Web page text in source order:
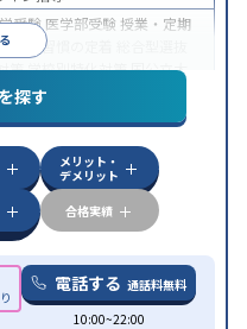
受験 医学部受験 授業・定期
学習習慣の定着
策学校別特化対策国公立大
ト対策
英語・英会話特化
業の振替可能 不登校生に対
目から受講可能季節講習の
探す
メリット・
デメリット
合格実績
電話する 通話料無料
10:00~22:00